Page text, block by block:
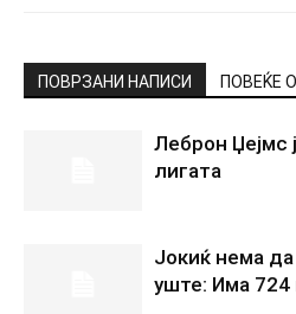
ПОВРЗАНИ НАПИСИ ПОВЕЌЕ
Леброн Џејмс
лигата
Јокиќ нема
уште: Има